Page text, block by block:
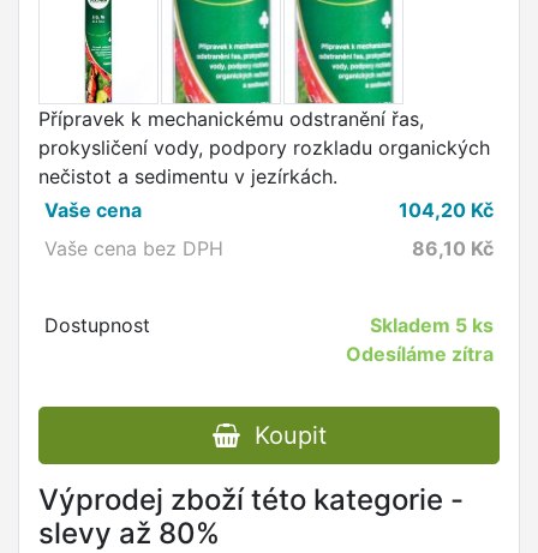
Přípravek k mechanickému odstranění řas,
prokysličení vody, podpory rozkladu organických
nečistot a sedimentu v jezírkách.
Vaše cena
104,20 Kč
Vaše cena bez DPH
86,10 Kč
Dostupnost Skladem 5 ks
Odesíláme zítra
Koupit
Výprodej zboží této kategorie -
slevy až 80%